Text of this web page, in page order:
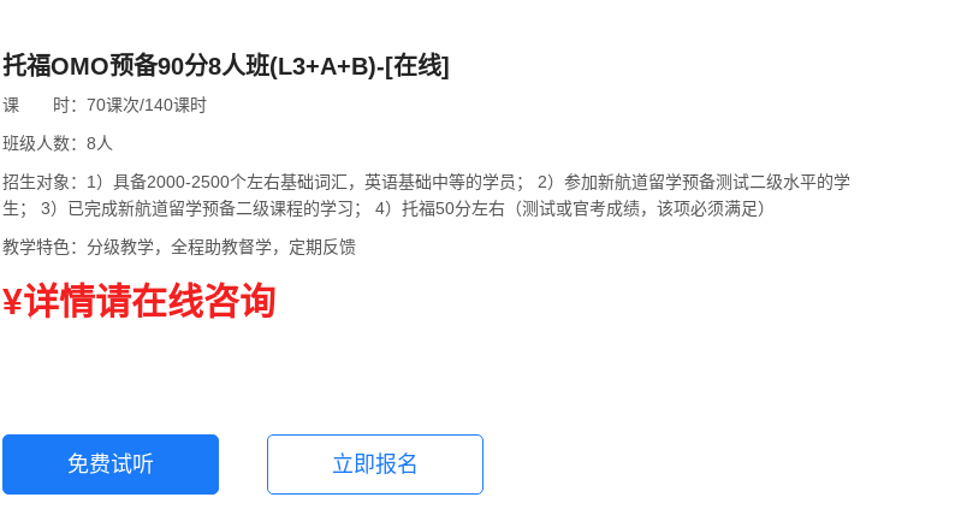
托福OMO预备90分8人班(L3+A+B)-[在线]
课 时： 70课次/140课时
班级人数： 8人
招生对象： 1）具备2000-2500个左右基础词汇，英语基础中等的学员； 2）参加新航道留学预备测试二级水平的学
生； 3）已完成新航道留学预备二级课程的学习； 4）托福50分左右（测试或官考成绩，该项必须满足）
教学特色： 分级教学，全程助教督学，定期反馈
¥详情请在线咨询
免费试听 立即报名